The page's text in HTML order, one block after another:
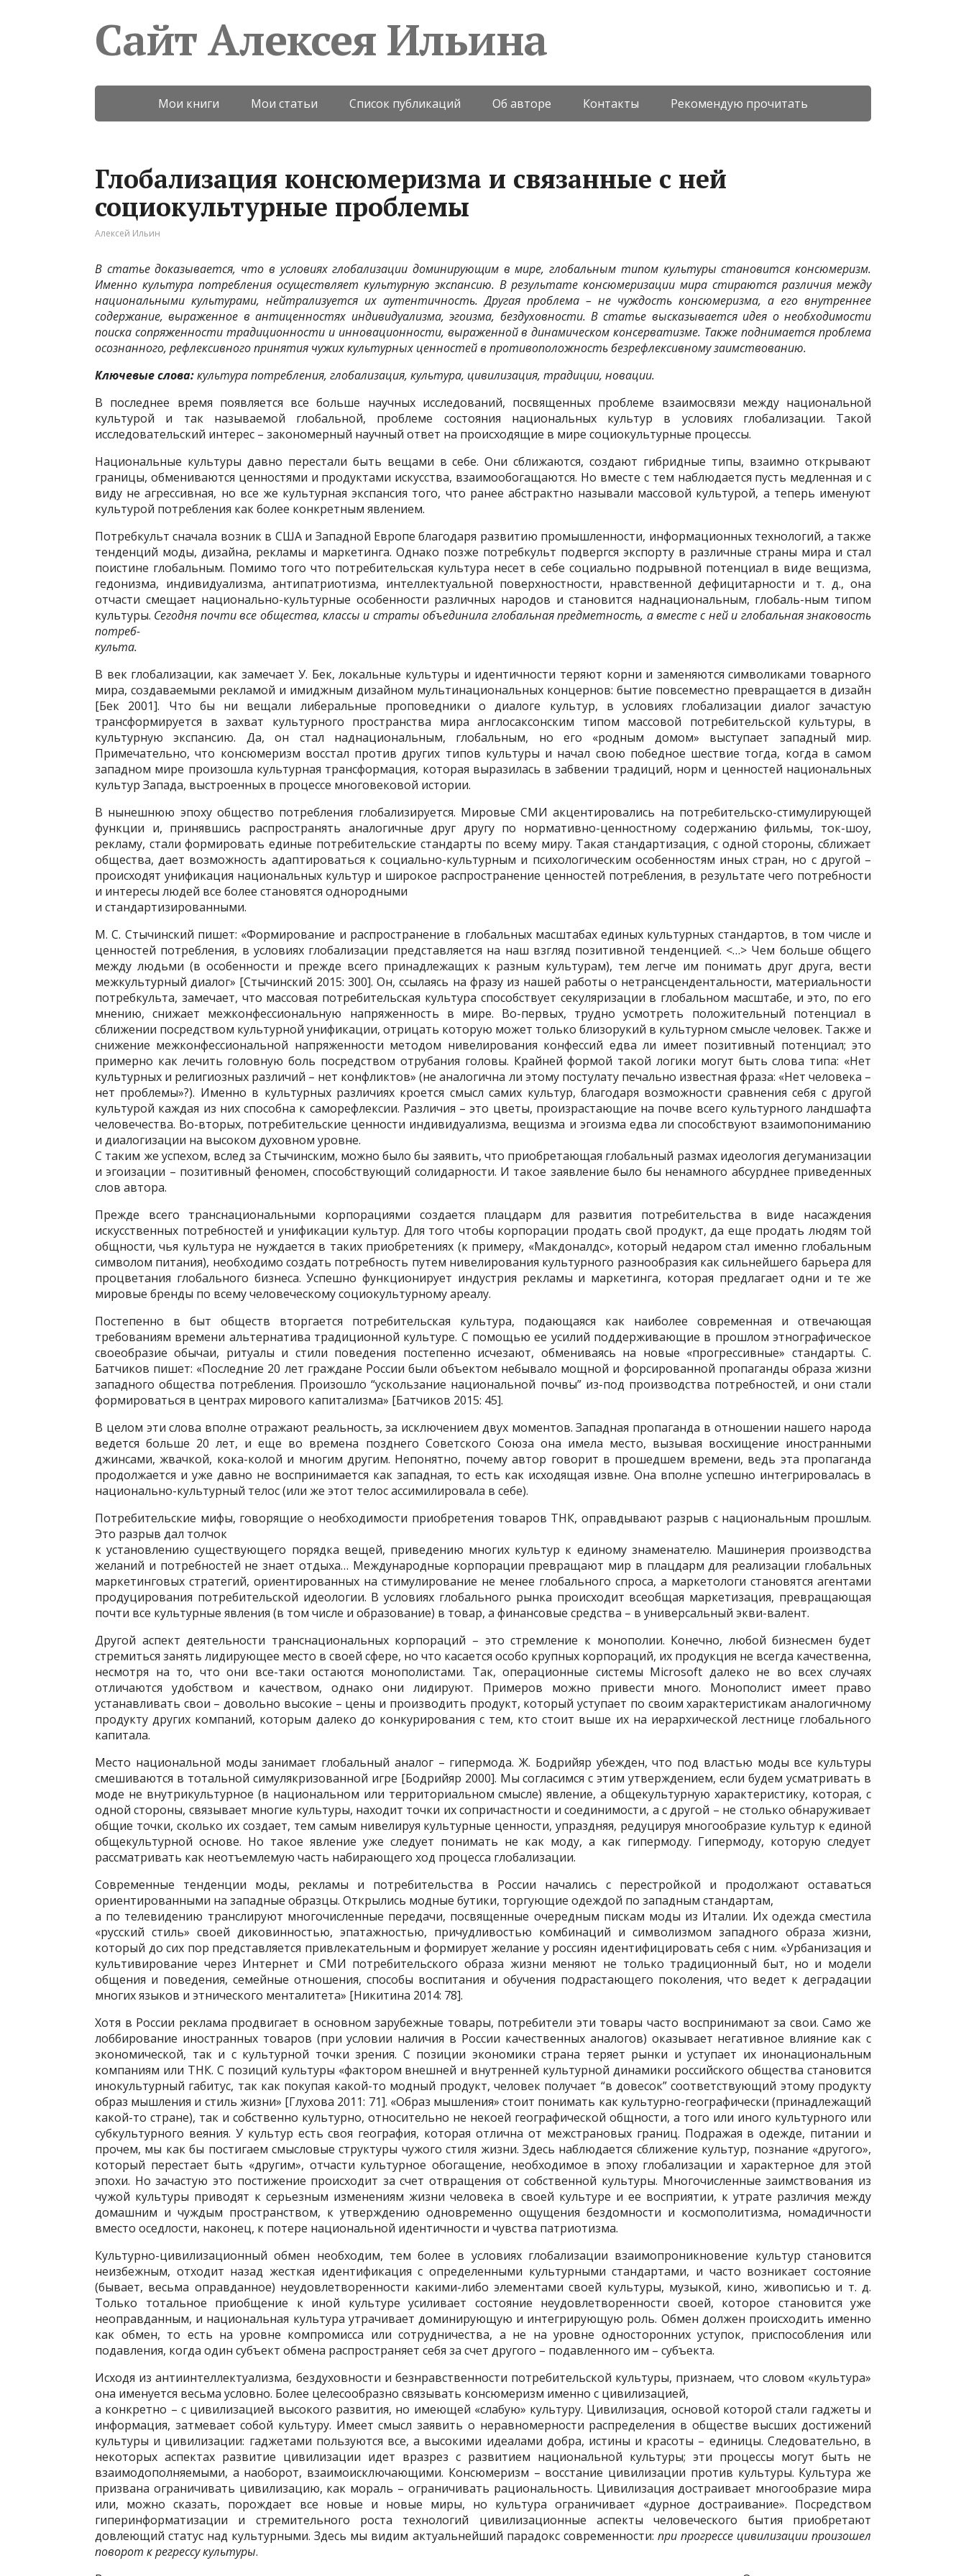
Сайт Алексея Ильина
Мои книги Мои статьи Список публикаций Об авторе Контакты Рекомендую прочитать
Глобализация консюмеризма и связанные с ней
социокультурные проблемы
Алексей Ильин
В статье доказывается, что в условиях глобализации доминирующим в мире, глобальным типом культуры становится консюмеризм.
Именно культура потребления осуществляет культурную экспансию. В результате консюмеризации мира стираются различия между
национальными культурами, нейтрализуется их аутентичность. Другая проблема – не чуждость консюмеризма, а его внутреннее
содержание, выраженное в антиценностях индивидуализма, эгоизма, бездуховности. В статье высказывается идея о необходимости
поиска сопряженности традиционности и инновационности, выраженной в динамическом консерватизме. Также поднимается проблема
осознанного, рефлексивного принятия чужих культурных ценностей в противоположность безрефлексивному заимствованию.
Ключевые слова:культура потребления, глобализация, культура, цивилизация, традиции, новации.
В последнее время появляется все больше научных исследований, посвященных проблеме взаимосвязи между национальной
культурой и так называемой глобальной, проблеме состояния национальных культур в условиях глобализации. Такой
исследовательский интерес – закономерный научный ответ на происходящие в мире социокультурные процессы.
Национальные культуры давно перестали быть вещами в себе. Они сближаются, создают гибридные типы, взаимно открывают
границы, обмениваются ценностями и продуктами искусства, взаимообогащаются. Но вместе с тем наблюдается пусть медленная и с
виду не агрессивная, но все же культурная экспансия того, что ранее абстрактно называли массовой культурой, а теперь именуют
культурой потребления как более конкретным явлением.
Потребкульт сначала возник в США и Западной Европе благодаря развитию промышленности, информационных технологий, а также
тенденций моды, дизайна, рекламы и маркетинга. Однако позже потребкульт подвергся экспорту в различные страны мира и стал
поистине глобальным. Помимо того что потребительская культура несет в себе социально подрывной потенциал в виде вещизма,
гедонизма, индивидуализма, антипатриотизма, интеллектуальной поверхностности, нравственной дефицитарности и т. д., она
отчасти смещает национально-культурные особенности различных народов и становится наднациональным, глобаль-ным типом
культуры. Сегодня почти все общества, классы и страты объединила глобальная предметность, а вместе с ней и глобальная знаковость
потреб-
культа.
В век глобализации, как замечает У. Бек, локальные культуры и идентичности теряют корни и заменяются символиками товарного
мира, создаваемыми рекламой и имиджным дизайном мультинациональных концернов: бытие повсеместно превращается в дизайн
[Бек 2001]. Что бы ни вещали либеральные проповедники о диалоге культур, в условиях глобализации диалог зачастую
трансформируется в захват культурного пространства мира англосаксонским типом массовой потребительской культуры, в
культурную экспансию. Да, он стал наднациональным, глобальным, но его «родным домом» выступает западный мир.
Примечательно, что консюмеризм восстал против других типов культуры и начал свою победное шествие тогда, когда в самом
западном мире произошла культурная трансформация, которая выразилась в забвении традиций, норм и ценностей национальных
культур Запада, выстроенных в процессе многовековой истории.
В нынешнюю эпоху общество потребления глобализируется. Мировые СМИ акцентировались на потребительско-стимулирующей
функции и, принявшись распространять аналогичные друг другу по нормативно-ценностному содержанию фильмы, ток-шоу,
рекламу, стали формировать единые потребительские стандарты по всему миру. Такая стандартизация, с одной стороны, сближает
общества, дает возможность адаптироваться к социально-культурным и психологическим особенностям иных стран, но с другой –
происходят унификация национальных культур и широкое распространение ценностей потребления, в результате чего потребности
и интересы людей все более становятся однородными
и стандартизированными.
М. С. Стычинский пишет: «Формирование и распространение в глобальных масштабах единых культурных стандартов, в том числе и
ценностей потребления, в условиях глобализации представляется на наш взгляд позитивной тенденцией. <…> Чем больше общего
между людьми (в особенности и прежде всего принадлежащих к разным культурам), тем легче им понимать друг друга, вести
межкультурный диалог» [Стычинский 2015: 300]. Он, ссылаясь на фразу из нашей работы о нетрансцендентальности, материальности
потребкульта, замечает, что массовая потребительская культура способствует секуляризации в глобальном масштабе, и это, по его
мнению, снижает межконфессиональную напряженность в мире. Во-первых, трудно усмотреть положительный потенциал в
сближении посредством культурной унификации, отрицать которую может только близорукий в культурном смысле человек. Также и
снижение межконфессиональной напряженности методом нивелирования конфессий едва ли имеет позитивный потенциал; это
примерно как лечить головную боль посредством отрубания головы. Крайней формой такой логики могут быть слова типа: «Нет
культурных и религиозных различий – нет конфликтов» (не аналогична ли этому постулату печально известная фраза: «Нет человека –
нет проблемы»?). Именно в культурных различиях кроется смысл самих культур, благодаря возможности сравнения себя с другой
культурой каждая из них способна к саморефлексии. Различия – это цветы, произрастающие на почве всего культурного ландшафта
человечества. Во-вторых, потребительские ценности индивидуализма, вещизма и эгоизма едва ли способствуют взаимопониманию
и диалогизации на высоком духовном уровне.
С таким же успехом, вслед за Стычинским, можно было бы заявить, что приобретающая глобальный размах идеология дегуманизации
и эгоизации – позитивный феномен, способствующий солидарности. И такое заявление было бы ненамного абсурднее приведенных
слов автора.
Прежде всего транснациональными корпорациями создается плацдарм для развития потребительства в виде насаждения
искусственных потребностей и унификации культур. Для того чтобы корпорации продать свой продукт, да еще продать людям той
общности, чья культура не нуждается в таких приобретениях (к примеру, «Макдоналдс», который недаром стал именно глобальным
символом питания), необходимо создать потребность путем нивелирования культурного разнообразия как сильнейшего барьера для
процветания глобального бизнеса. Успешно функционирует индустрия рекламы и маркетинга, которая предлагает одни и те же
мировые бренды по всему человеческому социокультурному ареалу.
Постепенно в быт обществ вторгается потребительская культура, подающаяся как наиболее современная и отвечающая
требованиям времени альтернатива традиционной культуре. С помощью ее усилий поддерживающие в прошлом этнографическое
своеобразие обычаи, ритуалы и стили поведения постепенно исчезают, обмениваясь на новые «прогрессивные» стандарты. С.
Батчиков пишет: «Последние 20 лет граждане России были объектом небывало мощной и форсированной пропаганды образа жизни
западного общества потребления. Произошло “ускользание национальной почвы” из-под производства потребностей, и они стали
формироваться в центрах мирового капитализма» [Батчиков 2015: 45].
В целом эти слова вполне отражают реальность, за исключением двух моментов. Западная пропаганда в отношении нашего народа
ведется больше 20 лет, и еще во времена позднего Советского Союза она имела место, вызывая восхищение иностранными
джинсами, жвачкой, кока-колой и многим другим. Непонятно, почему автор говорит в прошедшем времени, ведь эта пропаганда
продолжается и уже давно не воспринимается как западная, то есть как исходящая извне. Она вполне успешно интегрировалась в
национально-культурный телос (или же этот телос ассимилировала в себе).
Потребительские мифы, говорящие о необходимости приобретения товаров ТНК, оправдывают разрыв с национальным прошлым.
Это разрыв дал толчок
к установлению существующего порядка вещей, приведению многих культур к единому знаменателю. Машинерия производства
желаний и потребностей не знает отдыха… Международные корпорации превращают мир в плацдарм для реализации глобальных
маркетинговых стратегий, ориентированных на стимулирование не менее глобального спроса, а маркетологи становятся агентами
продуцирования потребительской идеологии. В условиях глобального рынка происходит всеобщая маркетизация, превращающая
почти все культурные явления (в том числе и образование) в товар, а финансовые средства – в универсальный экви-валент.
Другой аспект деятельности транснациональных корпораций – это стремление к монополии. Конечно, любой бизнесмен будет
стремиться занять лидирующее место в своей сфере, но что касается особо крупных корпораций, их продукция не всегда качественна,
несмотря на то, что они все-таки остаются монополистами. Так, операционные системы Microsoft далеко не во всех случаях
отличаются удобством и качеством, однако они лидируют. Примеров можно привести много. Монополист имеет право
устанавливать свои – довольно высокие – цены и производить продукт, который уступает по своим характеристикам аналогичному
продукту других компаний, которым далеко до конкурирования с тем, кто стоит выше их на иерархической лестнице глобального
капитала.
Место национальной моды занимает глобальный аналог – гипермода. Ж. Бодрийяр убежден, что под властью моды все культуры
смешиваются в тотальной симулякризованной игре [Бодрийяр 2000]. Мы согласимся с этим утверждением, если будем усматривать в
моде не внутрикультурное (в национальном или территориальном смысле) явление, а общекультурную характеристику, которая, с
одной стороны, связывает многие культуры, находит точки их сопричастности и соединимости, а с другой – не столько обнаруживает
общие точки, сколько их создает, тем самым нивелируя культурные ценности, упраздняя, редуцируя многообразие культур к единой
общекультурной основе. Но такое явление уже следует понимать не как моду, а как гипермоду. Гипермоду, которую следует
рассматривать как неотъемлемую часть набирающего ход процесса глобализации.
Современные тенденции моды, рекламы и потребительства в России начались с перестройкой и продолжают оставаться
ориентированными на западные образцы. Открылись модные бутики, торгующие одеждой по западным стандартам,
а по телевидению транслируют многочисленные передачи, посвященные очередным пискам моды из Италии. Их одежда сместила
«русский стиль» своей диковинностью, эпатажностью, причудливостью комбинаций и символизмом западного образа жизни,
который до сих пор представляется привлекательным и формирует желание у россиян идентифицировать себя с ним. «Урбанизация и
культивирование через Интернет и СМИ потребительского образа жизни меняют не только традиционный быт, но и модели
общения и поведения, семейные отношения, способы воспитания и обучения подрастающего поколения, что ведет к деградации
многих языков и этнического менталитета» [Никитина 2014: 78].
Хотя в России реклама продвигает в основном зарубежные товары, потребители эти товары часто воспринимают за свои. Само же
лоббирование иностранных товаров (при условии наличия в России качественных аналогов) оказывает негативное влияние как с
экономической, так и с культурной точки зрения. С позиции экономики страна теряет рынки и уступает их инонациональным
компаниям или ТНК. С позиций культуры «фактором внешней и внутренней культурной динамики российского общества становится
инокультурный габитус, так как покупая какой-то модный продукт, человек получает “в довесок” соответствующий этому продукту
образ мышления и стиль жизни» [Глухова 2011: 71]. «Образ мышления» стоит понимать как культурно-географически (принадлежащий
какой-то стране), так и собственно культурно, относительно не некоей географической общности, а того или иного культурного или
субкультурного веяния. У культур есть своя география, которая отлична от межстрановых границ. Подражая в одежде, питании и
прочем, мы как бы постигаем смысловые структуры чужого стиля жизни. Здесь наблюдается сближение культур, познание «другого»,
который перестает быть «другим», отчасти культурное обогащение, необходимое в эпоху глобализации и характерное для этой
эпохи. Но зачастую это постижение происходит за счет отвращения от собственной культуры. Многочисленные заимствования из
чужой культуры приводят к серьезным изменениям жизни человека в своей культуре и ее восприятии, к утрате различия между
домашним и чуждым пространством, к утверждению одновременно ощущения бездомности и космополитизма, номадичности
вместо оседлости, наконец, к потере национальной идентичности и чувства патриотизма.
Культурно-цивилизационный обмен необходим, тем более в условиях глобализации взаимопроникновение культур становится
неизбежным, отходит назад жесткая идентификация с определенными культурными стандартами, и часто возникает состояние
(бывает, весьма оправданное) неудовлетворенности какими-либо элементами своей культуры, музыкой, кино, живописью и т. д.
Только тотальное приобщение к иной культуре усиливает состояние неудовлетворенности своей, которое становится уже
неоправданным, и национальная культура утрачивает доминирующую и интегрирующую роль. Обмен должен происходить именно
как обмен, то есть на уровне компромисса или сотрудничества, а не на уровне односторонних уступок, приспособления или
подавления, когда один субъект обмена распространяет себя за счет другого – подавленного им – субъекта.
Исходя из антиинтеллектуализма, бездуховности и безнравственности потребительской культуры, признаем, что словом «культура»
она именуется весьма условно. Более целесообразно связывать консюмеризм именно с цивилизацией,
а конкретно – с цивилизацией высокого развития, но имеющей «слабую» культуру. Цивилизация, основой которой стали гаджеты и
информация, затмевает собой культуру. Имеет смысл заявить о неравномерности распределения в обществе высших достижений
культуры и цивилизации: гаджетами пользуются все, а высокими идеалами добра, истины и красоты – единицы. Следовательно, в
некоторых аспектах развитие цивилизации идет вразрез с развитием национальной культуры; эти процессы могут быть не
взаимодополняемыми, а наоборот, взаимоисключающими. Консюмеризм – восстание цивилизации против культуры. Культура же
призвана ограничивать цивилизацию, как мораль – ограничивать рациональность. Цивилизация достраивает многообразие мира
или, можно сказать, порождает все новые и новые миры, но культура ограничивает «дурное достраивание». Посредством
гиперинформатизации и стремительного роста технологий цивилизационные аспекты человеческого бытия приобретают
довлеющий статус над культурными. Здесь мы видим актуальнейший парадокс современности: при прогрессе цивилизации произошел
поворот к регрессу культуры.